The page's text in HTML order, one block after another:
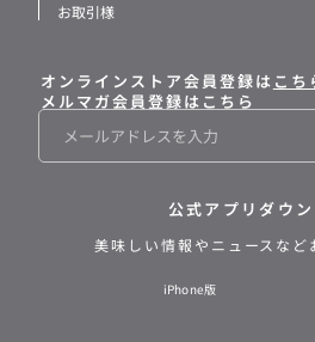
お取引様
オンラインストア会員登録は こち
メルマガ会員登録はこちら
ー
公式アプリダウ
美味しい情報や ニュースなど
iPhone版